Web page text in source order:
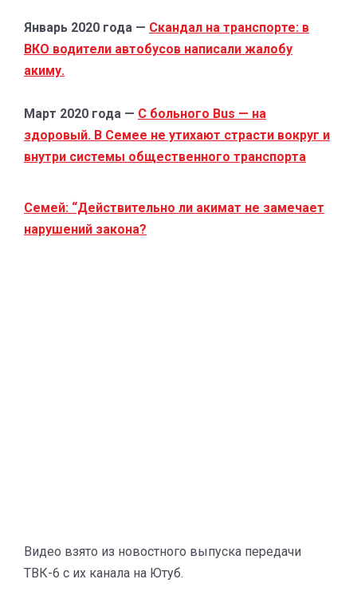
Январь 2020 года — Скандал на транспорте: в
ВКО водители автобусов написали жалобу
акиму.
Март 2020 года — С больного Bus — на
здоровый. В Семее не утихают страсти вокруг и
внутри системы общественного транспорта
Семей: “Действительно ли акимат не замечает
нарушений закона?
Видео взято из новостного выпуска передачи
ТВК-6 с их канала на Ютуб.